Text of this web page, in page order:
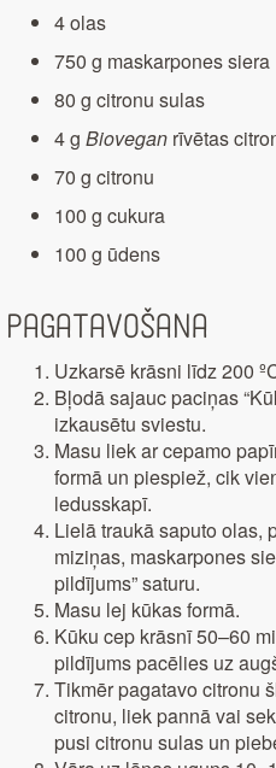
4 olas
750 g maskarpones siera
80 g citronu sulas
4 g Biovegan rīvētas
70 g citronu
100 g cukura
100 g ūdens
Pagatavošana
Uzkarsē krāsni līdz 200
Bļodā sajauc paciņas
izkausētu sviestu.
Masu liek ar cepamo
formā un piespiež, cik
ledusskapī.
Lielā traukā saputo olas,
miziņas, maskarpones
pildījums” saturu.
Masu lej kūkas formā.
Kūku cep krāsnī 50–60
pildījums pacēlies uz
Tikmēr pagatavo citronu
citronu, liek pannā vai
pusi citronu sulas un